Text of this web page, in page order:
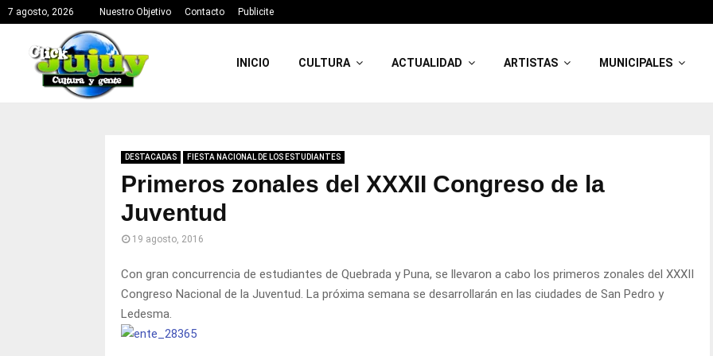
7 agosto, 2026 Nuestro Objetivo Contacto Publicite
INICIO CULTURA ACTUALIDAD ARTISTAS MUNICIPALES
DESTACADAS FIESTA NACIONAL DE LOS ESTUDIANTES
Primeros zonales del XXXII Congreso de la
Juventud
19 agosto, 2016
Con gran concurrencia de estudiantes de Quebrada y Puna, se llevaron a cabo los primeros zonales del XXXII
Congreso Nacional de la Juventud. La próxima semana se desarrollarán en las ciudades de San Pedro y
Ledesma.